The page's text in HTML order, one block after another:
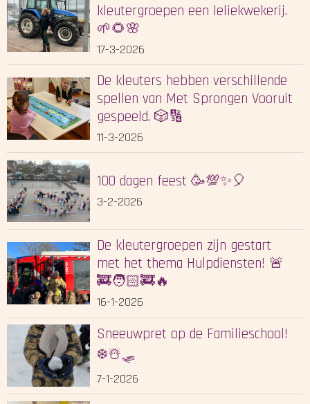
kleutergroepen een leliekwekerij.
🌱🌻🌸
17-3-2026
De kleuters hebben verschillende
spellen van Met Sprongen Vooruit
gespeeld. 🎲🔢
11-3-2026
100 dagen feest 🥳💯✨🎈
3-2-2026
De kleutergroepen zijn gestart
met het thema Hulpdiensten! 🚨
🚒🧑🏻‍🚒🔥
16-1-2026
Sneeuwpret op de Familieschool!
❄️☃️🛷
7-1-2026